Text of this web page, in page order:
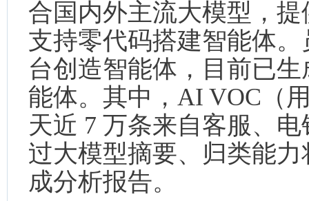
合国内外主流大模型，
支持零代码搭建智能体
台创造智能体，目前已
能体。其中，AI VOC（
天近 7 万条来自客服、
过大模型摘要、归类能
成分析报告。